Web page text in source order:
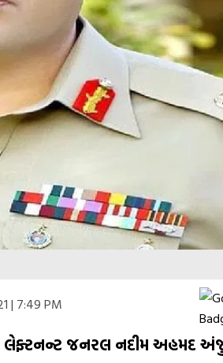
| 7:49 PM
લેફ્ટનન્ટ જનરલ નદીમ અહમદ